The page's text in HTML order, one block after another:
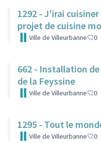
1292 - J'irai
projet de cuisine
Ville de Villeurbanne 0
662 - Installation
de la Feyssine
Ville de Villeurbanne 0
1295 - Tout le
Ville de Villeurbanne 0